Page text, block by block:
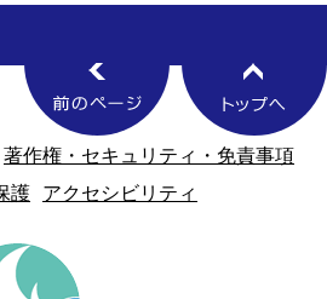
著作権・セキュリティ・免責事項
護
アクセシビリティ